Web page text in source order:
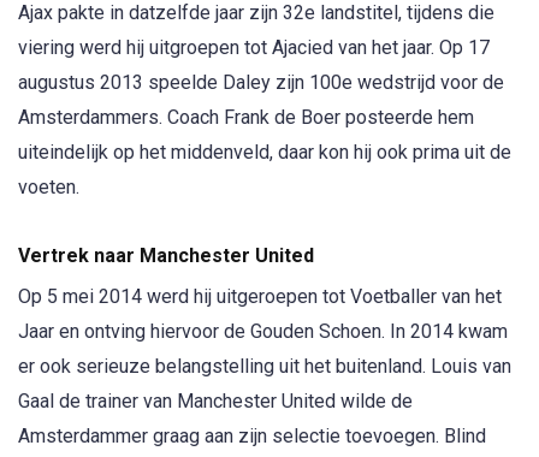
Ajax pakte in datzelfde jaar zijn 32e landstitel, tijdens die
viering werd hij uitgroepen tot Ajacied van het jaar. Op 17
augustus 2013 speelde Daley zijn 100e wedstrijd voor de
Amsterdammers. Coach Frank de Boer posteerde hem
uiteindelijk op het middenveld, daar kon hij ook prima uit de
voeten.
Vertrek naar Manchester United
Op 5 mei 2014 werd hij uitgeroepen tot Voetballer van het
Jaar en ontving hiervoor de Gouden Schoen. In 2014 kwam
er ook serieuze belangstelling uit het buitenland. Louis van
Gaal de trainer van Manchester United wilde de
Amsterdammer graag aan zijn selectie toevoegen. Blind